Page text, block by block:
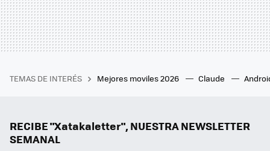
TEMAS DE INTERÉS Mejores moviles 2026 Claude
RECIBE "Xatakaletter", NUESTRA NEWSLETTER
SEMANAL